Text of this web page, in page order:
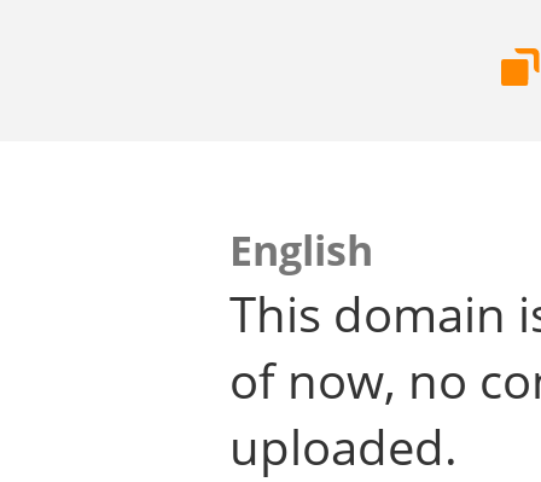
English
This domain
of now, no
uploaded.